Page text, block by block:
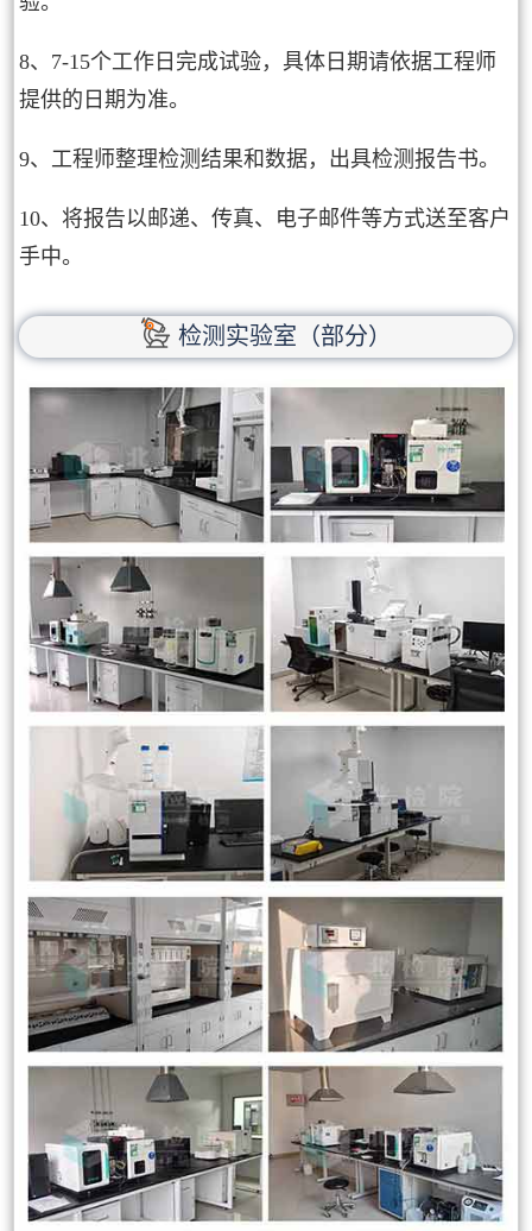
8、7-15个工作日完成试验，具体日期请依据工程师
提供的日期为准。
9、工程师整理检测结果和数据，出具检测报告书。
10、将报告以邮递、传真、电子邮件等方式送至客户
手中。
检测实验室（部分）